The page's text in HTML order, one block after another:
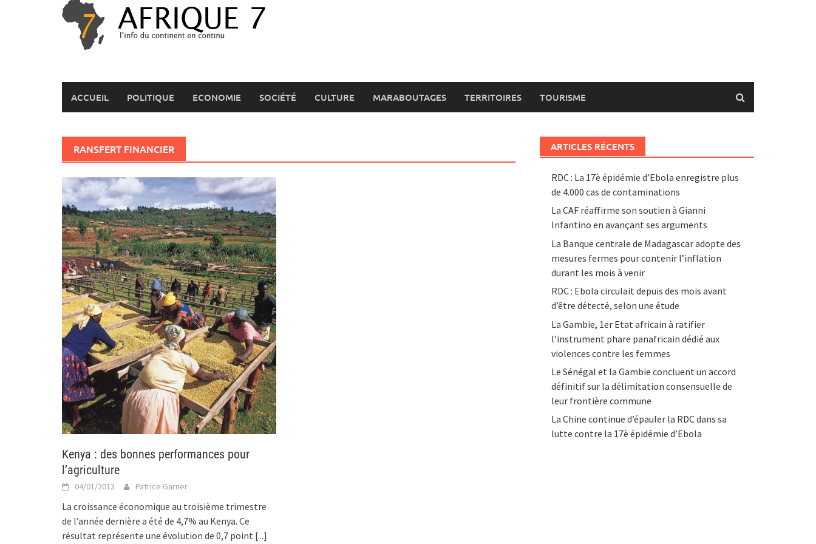
ACCUEIL POLITIQUE ECONOMIE SOCIÉTÉ CULTURE MARABOUTAGES TERRITOIRES TOURISME
RANSFERT FINANCIER
Kenya : des bonnes performances pour
l’agriculture
04/01/2013 Patrice Garner
La croissance économique au troisième trimestre
de l’année dernière a été de 4,7% au Kenya. Ce
résultat représente une évolution de 0,7 point [...]
ARTICLES RÉCENTS
RDC : La 17è épidémie d’Ebola enregistre plus
de 4.000 cas de contaminations
La CAF réaffirme son soutien à Gianni
Infantino en avançant ses arguments
La Banque centrale de Madagascar adopte des
mesures fermes pour contenir l’inflation
durant les mois à venir
RDC : Ebola circulait depuis des mois avant
d’être détecté, selon une étude
La Gambie, 1er Etat africain à ratifier
l’instrument phare panafricain dédié aux
violences contre les femmes
Le Sénégal et la Gambie concluent un accord
définitif sur la délimitation consensuelle de
leur frontière commune
La Chine continue d’épauler la RDC dans sa
lutte contre la 17è épidémie d’Ebola